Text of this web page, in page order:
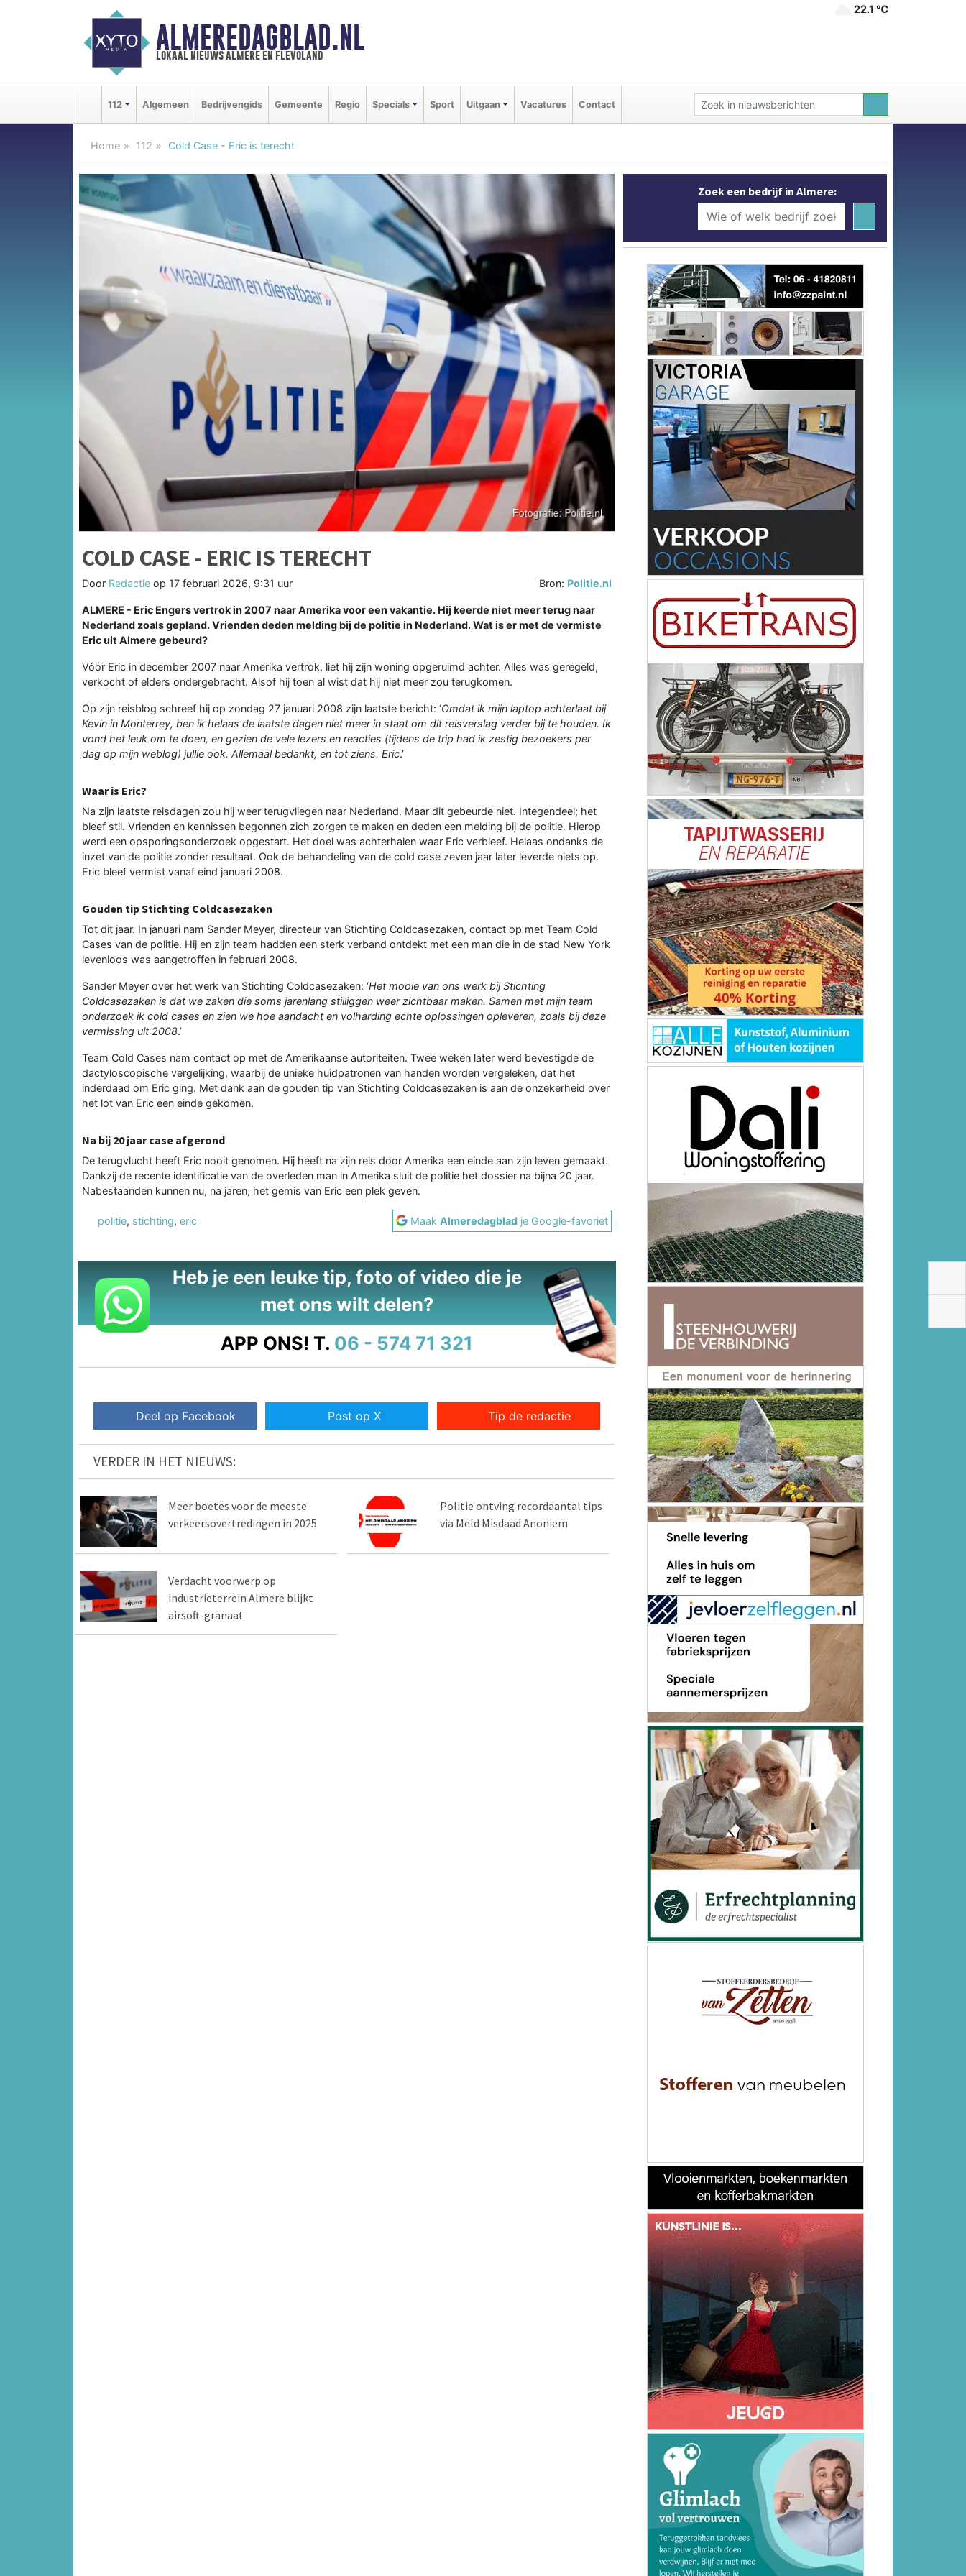
ALMEREDAGBLAD.NL
lokaal nieuws almere en flevoland
22.1 ℃
112 Algemeen Bedrijvengids Gemeente Regio Specials Sport Uitgaan Vacatures Contact
Home 112 Cold Case - Eric is terecht
COLD CASE - ERIC IS TERECHT
Door Redactie op 17 februari 2026, 9:31 uur Bron: Politie.nl
ALMERE - Eric Engers vertrok in 2007 naar Amerika voor een vakantie. Hij keerde niet meer terug naar
Nederland zoals gepland. Vrienden deden melding bij de politie in Nederland. Wat is er met de vermiste
Eric uit Almere gebeurd?
Vóór Eric in december 2007 naar Amerika vertrok, liet hij zijn woning opgeruimd achter. Alles was geregeld,
verkocht of elders ondergebracht. Alsof hij toen al wist dat hij niet meer zou terugkomen.
Op zijn reisblog schreef hij op zondag 27 januari 2008 zijn laatste bericht: ‘Omdat ik mijn laptop achterlaat bij
Kevin in Monterrey, ben ik helaas de laatste dagen niet meer in staat om dit reisverslag verder bij te houden. Ik
vond het leuk om te doen, en gezien de vele lezers en reacties (tijdens de trip had ik zestig bezoekers per
dag op mijn weblog) jullie ook. Allemaal bedankt, en tot ziens. Eric.’
Waar is Eric?
Na zijn laatste reisdagen zou hij weer terugvliegen naar Nederland. Maar dit gebeurde niet. Integendeel; het
bleef stil. Vrienden en kennissen begonnen zich zorgen te maken en deden een melding bij de politie. Hierop
werd een opsporingsonderzoek opgestart. Het doel was achterhalen waar Eric verbleef. Helaas ondanks de
inzet van de politie zonder resultaat. Ook de behandeling van de cold case zeven jaar later leverde niets op.
Eric bleef vermist vanaf eind januari 2008.
Gouden tip Stichting Coldcasezaken
Tot dit jaar. In januari nam Sander Meyer, directeur van Stichting Coldcasezaken, contact op met Team Cold
Cases van de politie. Hij en zijn team hadden een sterk verband ontdekt met een man die in de stad New York
levenloos was aangetroffen in februari 2008.
Sander Meyer over het werk van Stichting Coldcasezaken: ‘Het mooie van ons werk bij Stichting
Coldcasezaken is dat we zaken die soms jarenlang stilliggen weer zichtbaar maken. Samen met mijn team
onderzoek ik cold cases en zien we hoe aandacht en volharding echte oplossingen opleveren, zoals bij deze
vermissing uit 2008.’
Team Cold Cases nam contact op met de Amerikaanse autoriteiten. Twee weken later werd bevestigde de
dactyloscopische vergelijking, waarbij de unieke huidpatronen van handen worden vergeleken, dat het
inderdaad om Eric ging. Met dank aan de gouden tip van Stichting Coldcasezaken is aan de onzekerheid over
het lot van Eric een einde gekomen.
Na bij 20 jaar case afgerond
De terugvlucht heeft Eric nooit genomen. Hij heeft na zijn reis door Amerika een einde aan zijn leven gemaakt.
Dankzij de recente identificatie van de overleden man in Amerika sluit de politie het dossier na bijna 20 jaar.
Nabestaanden kunnen nu, na jaren, het gemis van Eric een plek geven.
politie, stichting, eric MaakAlmeredagblad je Google-favoriet
Heb je een leuke tip, foto of video die je
met ons wilt delen?
APP ONS! T. 06 - 574 71 321
Deel op Facebook Post op X Tip de redactie
VERDER IN HET NIEUWS:
Meer boetes voor de meeste
verkeersovertredingen in 2025
Politie ontving recordaantal tips
via Meld Misdaad Anoniem
Verdacht voorwerp op
industrieterrein Almere blijkt
airsoft-granaat
Zoek een bedrijf in Almere: